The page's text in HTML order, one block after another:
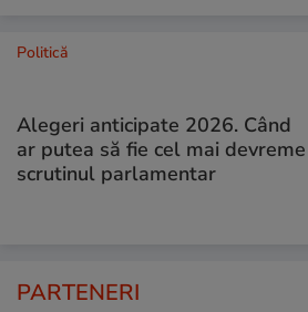
Politică
Alegeri anticipate 2026. Când
ar putea să fie cel mai devreme
scrutinul parlamentar
PARTENERI